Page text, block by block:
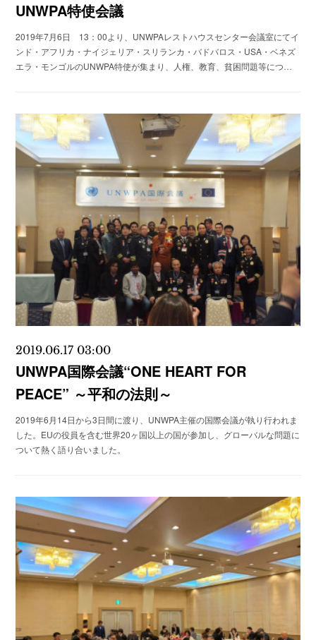
UNWPA特使会議
2019年7月6日 13：00より、UNWPAレストハウスセンター会議室にてイ
ンド・アフリカ・ナイジェリア・スリランカ・バドバロス・USA・ベネズ
エラ・モンゴルのUNWPA特使が集まり、人権、教育、貧困問題等につ…
2019.06.17 03:00
UNWPA国際会議“ONE HEART FOR
PEACE” ～平和の法則～
2019年6月14日から3日間に渡り、UNWPA主催の国際会議が執り行われま
した。EUの役員を含む世界20ヶ国以上の国が参加し、グローバルな問題に
ついて熱く語り合いました。